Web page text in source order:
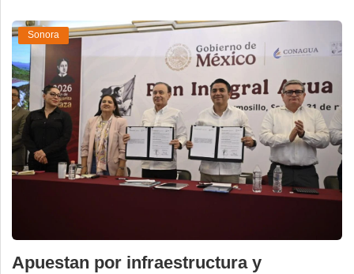
Sonora
Apuestan por infraestructura y